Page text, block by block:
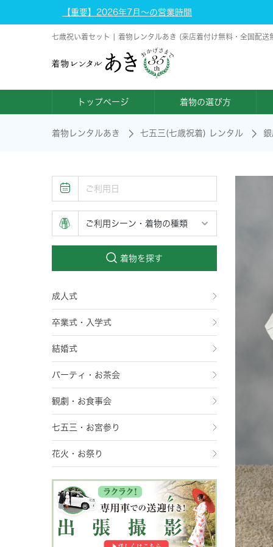
【重要】2026年7月～の営業時間
七歳祝い着セット | 着物レンタルあき (来店着付け無料・全国配送
トップページ 着物の選び方
着物レンタルあき 七五三(七歳祝着) レンタル
着物を探す
成人式
卒業式・入学式
結婚式
パーティ・お茶会
観劇・お食事会
七五三・お宮参り
花火・お祭り